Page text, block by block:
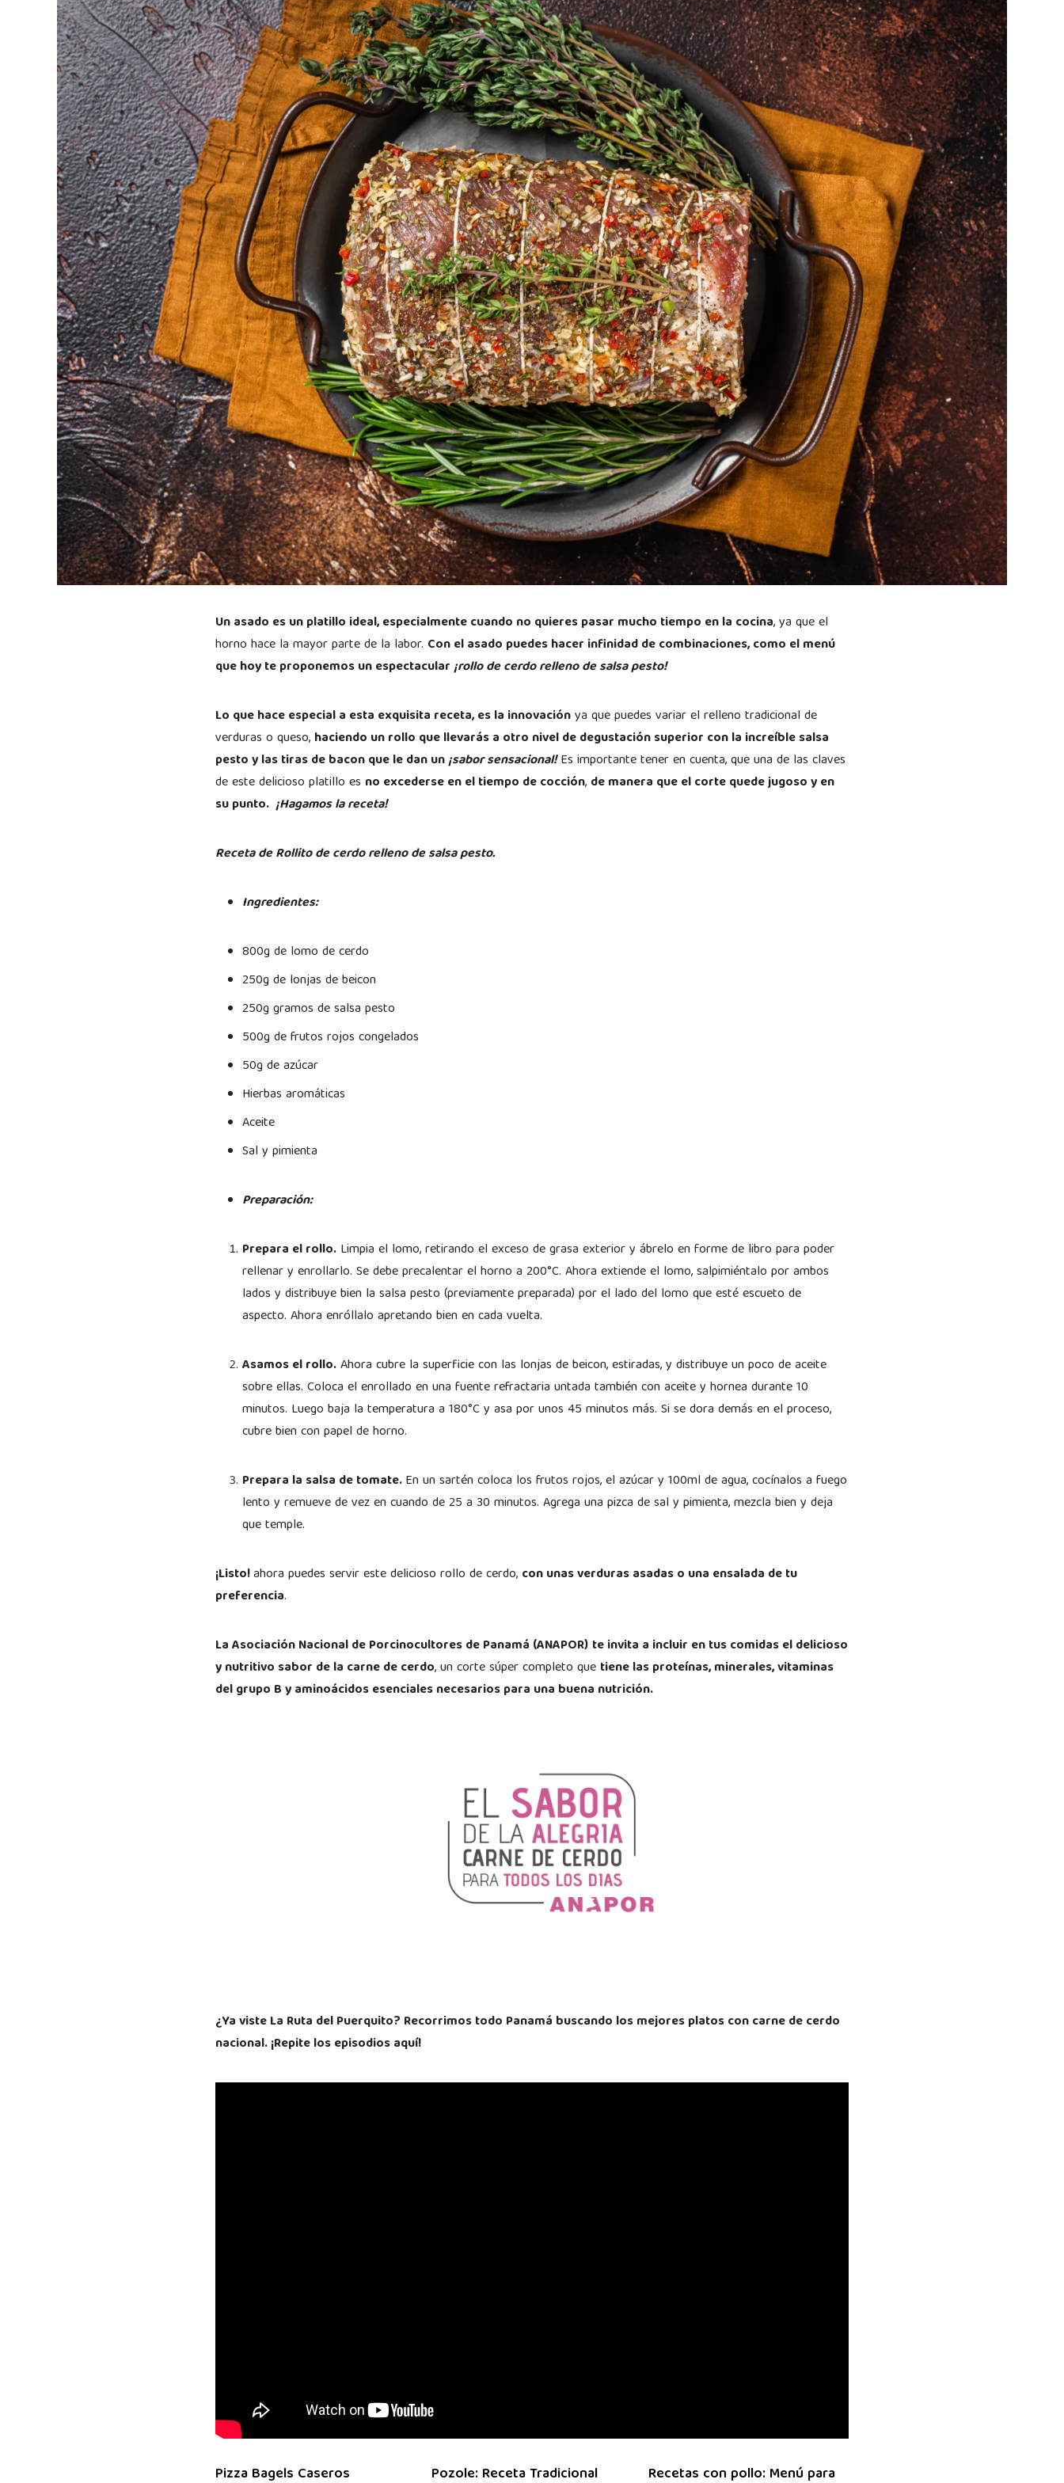
Un asado es un platillo ideal, especialmente cuando no quieres pasar mucho tiempo en la cocina, ya que el
horno hace la mayor parte de la labor. Con el asado puedes hacer infinidad de combinaciones, como el menú
que hoy te proponemos un espectacular¡rollo de cerdo relleno de salsa pesto!
Lo que hace especial a esta exquisita receta, es la innovaciónya que puedes variar el relleno tradicional de
verduras o queso, haciendo un rollo que llevarás a otro nivel de degustación superior con la increíble salsa
pesto y las tiras de bacon que le dan un¡sabor sensacional!Es importante tener en cuenta, que una de las claves
de este delicioso platillo es no excederse en el tiempo de cocción, de manera que el corte quede jugoso y en
su punto. ¡Hagamos la receta!
Receta de Rollito de cerdo relleno de salsa pesto.
Ingredientes:
800g de lomo de cerdo
250g de lonjas de beicon
250g gramos de salsa pesto
500g de frutos rojos congelados
50g de azúcar
Hierbas aromáticas
Aceite
Sal y pimienta
Preparación:
Prepara el rollo. Limpia el lomo, retirando el exceso de grasa exterior y ábrelo en forme de libro para poder
rellenar y enrollarlo. Se debe precalentar el horno a 200°C. Ahora extiende el lomo, salpimiéntalo por ambos
lados y distribuye bien la salsa pesto (previamente preparada) por el lado del lomo que esté escueto de
aspecto. Ahora enróllalo apretando bien en cada vuelta.
Asamos el rollo.Ahora cubre la superficie con las lonjas de beicon, estiradas, y distribuye un poco de aceite
sobre ellas. Coloca el enrollado en una fuente refractaria untada también con aceite y hornea durante 10
minutos. Luego baja la temperatura a 180°C y asa por unos 45 minutos más. Si se dora demás en el proceso,
cubre bien con papel de horno.
Prepara la salsa de tomate.En un sartén coloca los frutos rojos, el azúcar y 100ml de agua, cocínalos a fuego
lento y remueve de vez en cuando de 25 a 30 minutos. Agrega una pizca de sal y pimienta, mezcla bien y deja
que temple.
¡Listo!ahora puedes servir este delicioso rollo de cerdo, con unas verduras asadas o una ensalada de tu
preferencia.
La Asociación Nacional de Porcinocultores de Panamá (ANAPOR) te invita a incluir en tus comidas el delicioso
y nutritivo sabor de la carne de cerdo, un corte súper completo que tiene las proteínas, minerales, vitaminas
del grupo B y aminoácidos esenciales necesarios para una buena nutrición.
¿Ya viste La Ruta del Puerquito? Recorrimos todo Panamá buscando los mejores platos con carne de cerdo
nacional. ¡Repite los episodios aquí!
Pizza Bagels Caseros Pozole: Receta Tradicional Recetas con pollo: Menú para